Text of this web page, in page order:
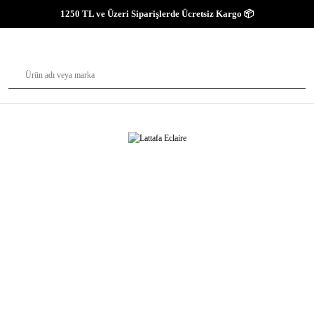
1250 TL ve Üzeri Siparişlerde Ücretsiz Kargo 📦